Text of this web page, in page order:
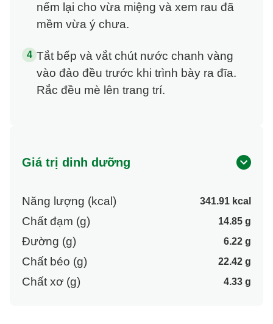
nếm lại cho vừa miệng và xem rau đã
mềm vừa ý chưa.
Tắt bếp và vắt chút nước chanh vàng
vào đảo đều trước khi trình bày ra đĩa.
Rắc đều mè lên trang trí.
Giá trị dinh dưỡng
Năng lượng (kcal) 341.91 kcal
Chất đạm (g) 14.85 g
Đường (g) 6.22 g
Chất béo (g) 22.42 g
Chất xơ (g) 4.33 g